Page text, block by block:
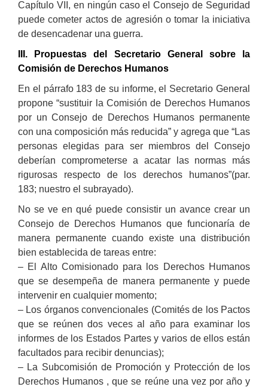
Capítulo VII, en ningún caso el Consejo de Seguridad
puede cometer actos de agresión o tomar la iniciativa
de desencadenar una guerra.
III. Propuestas del Secretario General sobre la
Comisión de Derechos Humanos
En el párrafo 183 de su informe, el Secretario General
propone “sustituir la Comisión de Derechos Humanos
por un Consejo de Derechos Humanos permanente
con una composición más reducida” y agrega que “Las
personas elegidas para ser miembros del Consejo
deberían comprometerse a acatar las normas más
rigurosas respecto de los derechos humanos”(par.
183; nuestro el subrayado).
No se ve en qué puede consistir un avance crear un
Consejo de Derechos Humanos que funcionaría de
manera permanente cuando existe una distribución
bien establecida de tareas entre:
– El Alto Comisionado para los Derechos Humanos
que se desempeña de manera permanente y puede
intervenir en cualquier momento;
– Los órganos convencionales (Comités de los Pactos
que se reúnen dos veces al año para examinar los
informes de los Estados Partes y varios de ellos están
facultados para recibir denuncias);
– La Subcomisión de Promoción y Protección de los
Derechos Humanos , que se reúne una vez por año y